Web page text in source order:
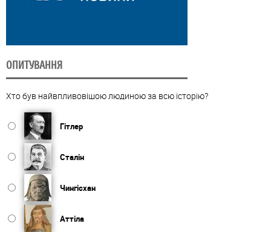
ОПИТУВАННЯ
Хто був найвпливовішою людиною за всю історію?
Гітлер
Сталін
Чингісхан
Аттіла